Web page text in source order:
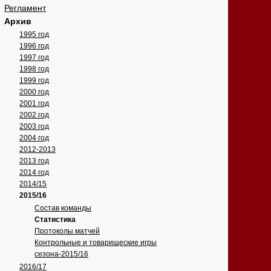
Регламент
Архив
1995 год
1996 год
1997 год
1998 год
1999 год
2000 год
2001 год
2002 год
2003 год
2004 год
2012-2013
2013 год
2014 год
2014/15
2015/16
Состав команды
Статистика
Протоколы матчей
Контрольные и товарищеские игры
сезона-2015/16
2016/17